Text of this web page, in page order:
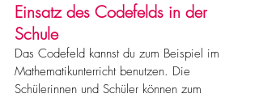
Einsatz des Codefelds in der
Schule
Das Codefeld kannst du zum Beispiel im
Mathematikunterricht benutzen. Die
Schülerinnen und Schüler können zum